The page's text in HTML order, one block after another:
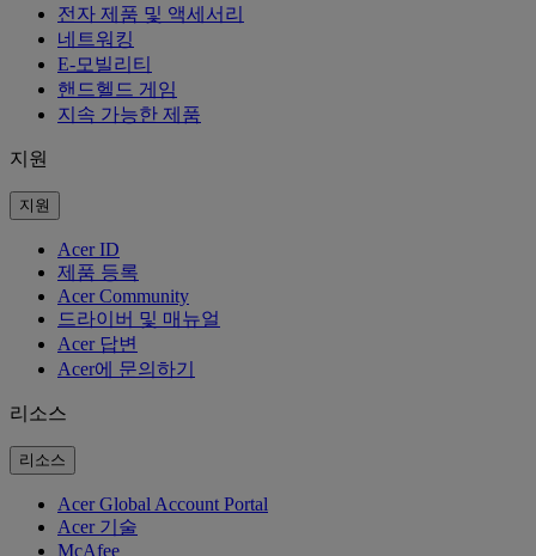
전자 제품 및 액세서리
네트워킹
E-모빌리티
핸드헬드 게임
지속 가능한 제품
지원
지원
Acer ID
제품 등록
Acer Community
드라이버 및 매뉴얼
Acer 답변
Acer에 문의하기
리소스
리소스
Acer Global Account Portal
Acer 기술
McAfee